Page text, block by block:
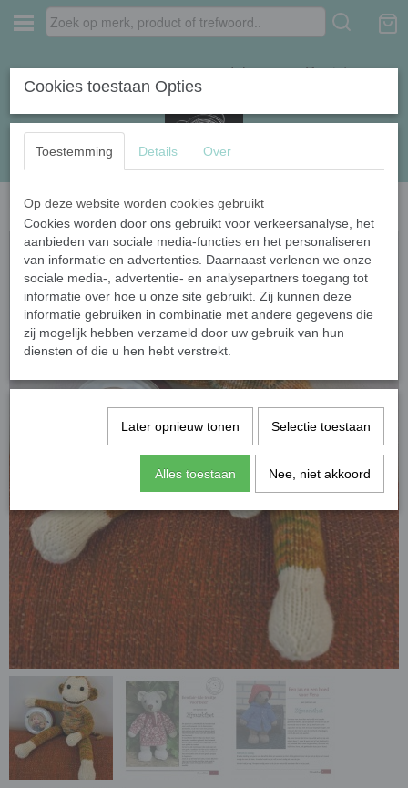
Inloggen Registreren
Home › Boeken en patronen › Zijmaakthet patroonboekje
Cookies toestaan Opties
Toestemming Details Over
Op deze website worden cookies gebruikt
Cookies worden door ons gebruikt voor verkeersanalyse, het
aanbieden van sociale media-functies en het personaliseren
van informatie en advertenties. Daarnaast verlenen we onze
sociale media-, advertentie- en analysepartners toegang tot
informatie over hoe u onze site gebruikt. Zij kunnen deze
informatie gebruiken in combinatie met andere gegevens die
zij mogelijk hebben verzameld door uw gebruik van hun
diensten of die u hen hebt verstrekt.
Later opnieuw tonen Selectie toestaan
Alles toestaan Nee, niet akkoord